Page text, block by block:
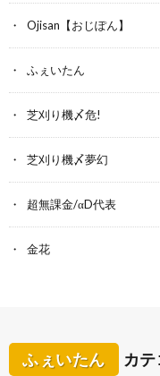
Ojisan【おじぽん】
ふぇいたん
芝刈り機〆危!
芝刈り機〆夢幻
超無課金/αD代表
金花
ふぇいたん カ